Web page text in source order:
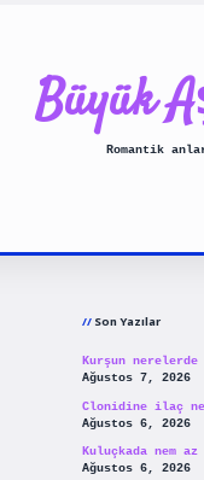
Büyük
Romantik
Son Yazılar
Kurşun
Ağustos 7, 2026
Clonidine ilaç
Ağustos 6, 2026
Kuluçkada nem
Ağustos 6, 2026